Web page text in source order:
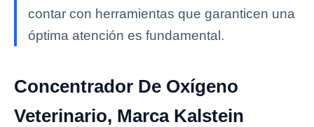
contar con herramientas que garanticen una
óptima atención es fundamental.
Concentrador De Oxígeno
Veterinario, Marca Kalstein